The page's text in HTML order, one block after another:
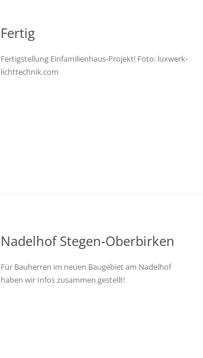
Fertig
Fertigstellung Einfamilienhaus-Projekt! Foto: luxwerk-
lichttechnik.com
Nadelhof Stegen-Oberbirken
Für Bauherren im neuen Baugebiet am Nadelhof
haben wir Infos zusammen gestellt!